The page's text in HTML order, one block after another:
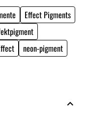
Effect Pigments
neon-pigment